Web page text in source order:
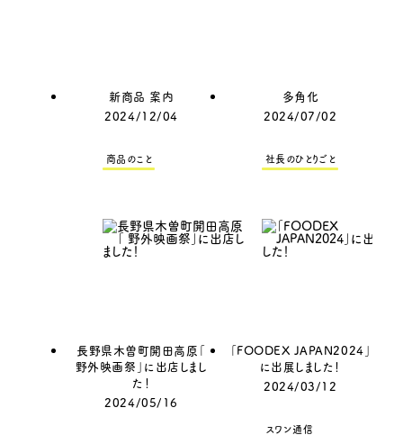
新商品 案内
2024/12/04
商品のこと
多角化
2024/07/02
社長のひとりごと
長野県木曽町開田高原「
野外映画祭」に出店しまし
た！
2024/05/16
「FOODEX JAPAN2024」
に出展しました！
2024/03/12
スワン通信